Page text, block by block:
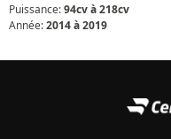
Puissance:94cv à 218cv
Année:2014 à 2019